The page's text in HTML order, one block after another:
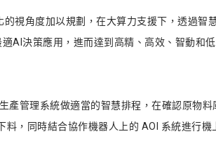
視角度加以規劃，在大算力支援下，透過智
AI決策應用，進而達到高精、高效、智動和
產管理系統做適當的智慧排程，在確認原物料
，同時結合協作機器人上的 AOI 系統進行機